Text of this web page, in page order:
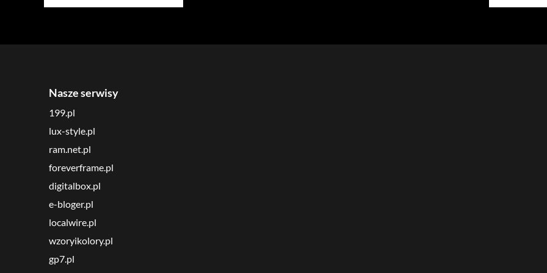
Nasze serwisy
199.pl
lux-style.pl
ram.net.pl
foreverframe.pl
digitalbox.pl
e-bloger.pl
localwire.pl
wzoryikolory.pl
gp7.pl